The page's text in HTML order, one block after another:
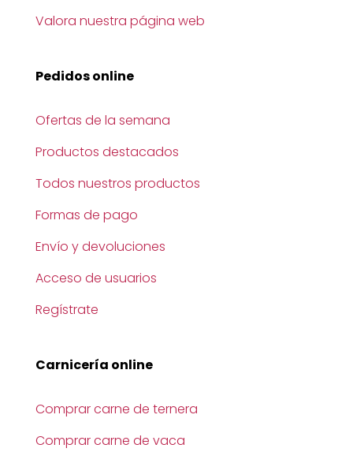
Valora nuestra página web
Pedidos online
Ofertas de la semana
Productos destacados
Todos nuestros productos
Formas de pago
Envío y devoluciones
Acceso de usuarios
Regístrate
Carnicería online
Comprar carne de ternera
Comprar carne de vaca